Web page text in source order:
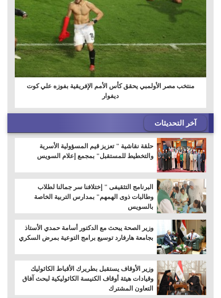
منتخب مصر الأولمبي يحقق كأس الأمم الإفريقية بفوزه علي كوت
ديفوار
آخر التحديثات
حلقة نقاشية " تعزيز قيم المسؤولية الأسرية
والتخطيط للمستقبل" بمجمع إعلام السويس
البرنامج التثقيفى " إختلافنا سر جمالنا لطلاب
وطالبات ذوى الهمهم" بمدارس التربية الخاصة
بالسويس
وزير الصحة يبحث مع الدكتور أسامة حمدي الأستاذ
بجامعة هارفارد توسيع برامج التوعية بمرض السكري
وزير الأوقاف يستقبل بطريرك الأقباط الكاثوليك
وقيادات هيئة أوقاف الكنيسة الكاثوليكية لبحث آفاق
التعاون المشترك